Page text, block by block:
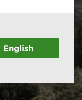
English